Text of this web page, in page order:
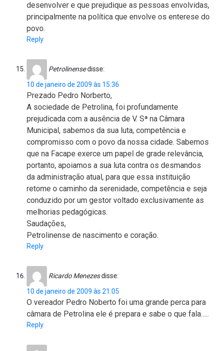
desenvolver e que prejudique as pessoas envolvidas,
principalmente na política que envolve os enterese do
povo.
Reply
Petrolinensedisse:
10 de janeiro de 2009 às 15:36
Prezado Pedro Norberto,
A sociedade de Petrolina, foi profundamente
prejudicada com a ausência de V. Sª na Câmara
Municipal, sabemos da sua luta, competência e
compromisso com o povo da nossa cidade. Sabemos
que na Facape exerce um papel de grade relevância,
portanto, apoiamos a sua luta contra os desmandos
da administração atual, para que essa instituição
retome o caminho da serenidade, competência e seja
conduzido por um gestor voltado exclusivamente as
melhorias pedagógicas.
Saudações,
Petrolinense de nascimento e coração.
Reply
Ricardo Menezesdisse:
10 de janeiro de 2009 às 21:05
O vereador Pedro Noberto foi uma grande perca para
câmara de Petrolina ele é prepara e sabe o que fala…..
Reply